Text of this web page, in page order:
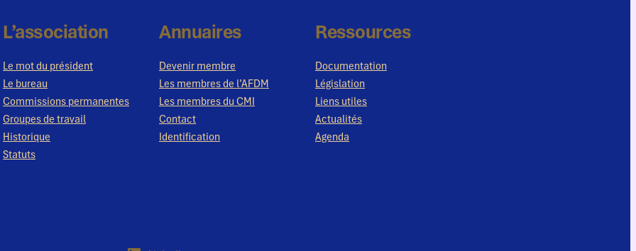
L’association
Le mot du président
Le bureau
Commissions permanentes
Groupes de travail
Historique
Statuts
Annuaires
Devenir membre
Les membres de l’AFDM
Les membres du CMI
Contact
Identification
Ressources
Documentation
Législation
Liens utiles
Actualités
Agenda